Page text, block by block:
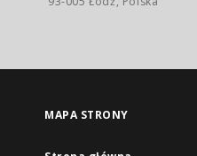
MAPA STRONY